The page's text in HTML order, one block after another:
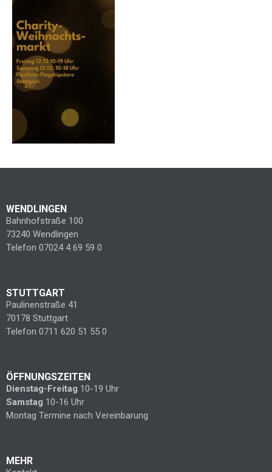
WENDLINGEN
Bahnhofstraße 100
73240 Wendlingen
Telefon 07024 4 69 59 0
STUTTGART
Paulinenstraße 41
70178 Stuttgart
Telefon 0711 620 51 55 0
ÖFFNUNGSZEITEN
Dienstag-Freitag 10-19 Uhr
Samstag 10-16 Uhr
Montag Termine nach Vereinbarung.
MEHR